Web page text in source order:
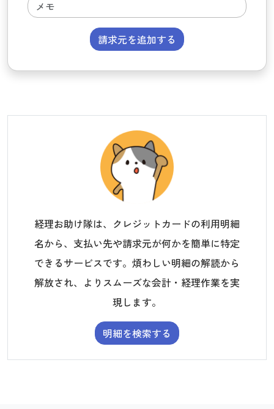
請求元を追加する
経理お助け隊は、クレジットカードの利用明細
名から、支払い先や請求元が何かを簡単に特定
できるサービスです。煩わしい明細の解読から
解放され、よりスムーズな会計・経理作業を実
現します。
明細を検索する